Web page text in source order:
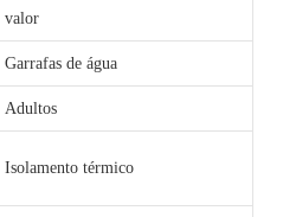
valor
Garrafas de água
Adultos
Isolamento térmico